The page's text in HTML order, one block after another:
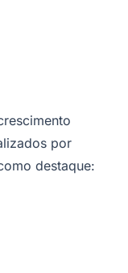
por
destaque: